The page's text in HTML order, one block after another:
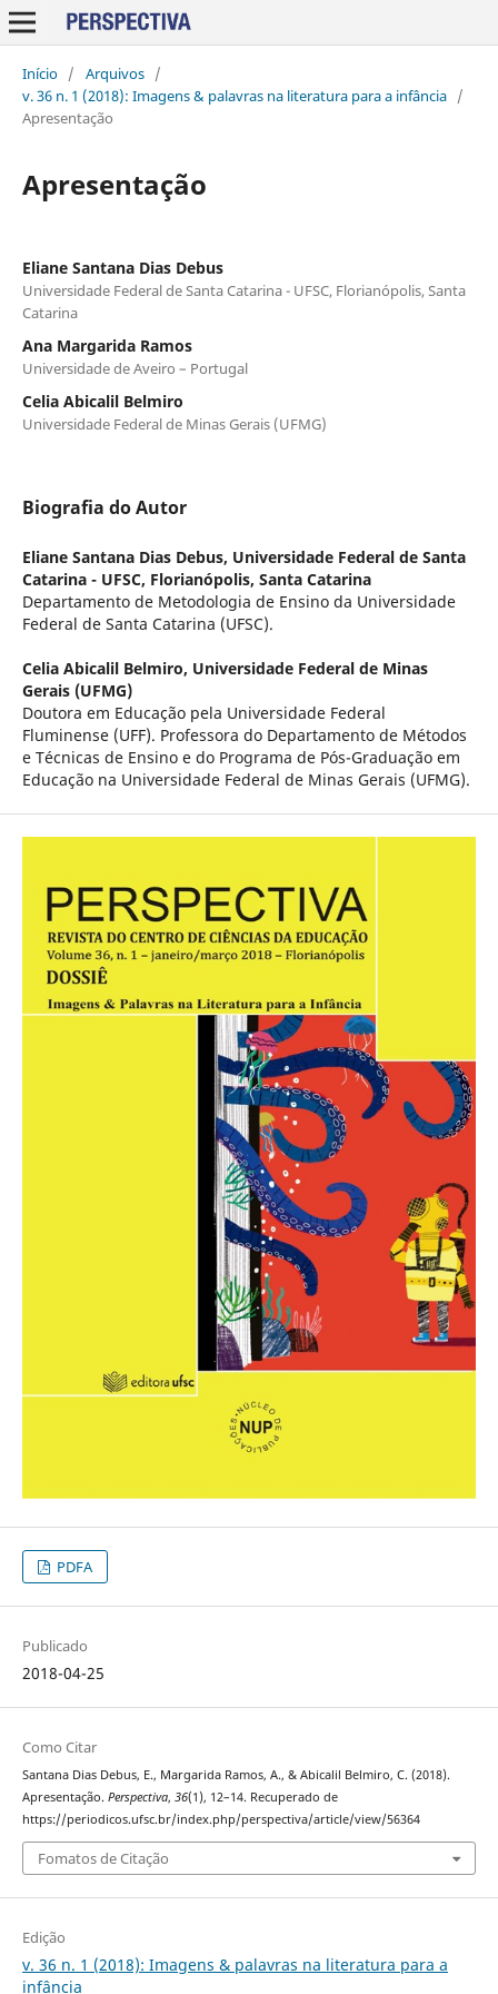
Início / Arquivos /
v. 36 n. 1 (2018): Imagens & palavras na literatura para a infância /
Apresentação
Apresentação
Eliane Santana Dias Debus
Universidade Federal de Santa Catarina - UFSC, Florianópolis, Santa
Catarina
Ana Margarida Ramos
Universidade de Aveiro – Portugal
Celia Abicalil Belmiro
Universidade Federal de Minas Gerais (UFMG)
Biografia do Autor
Eliane Santana Dias Debus, Universidade Federal de Santa
Catarina - UFSC, Florianópolis, Santa Catarina
Departamento de Metodologia de Ensino da Universidade
Federal de Santa Catarina (UFSC).
Celia Abicalil Belmiro, Universidade Federal de Minas
Gerais (UFMG)
Doutora em Educação pela Universidade Federal
Fluminense (UFF). Professora do Departamento de Métodos
e Técnicas de Ensino e do Programa de Pós-Graduação em
Educação na Universidade Federal de Minas Gerais (UFMG).
PDFA
Publicado
2018-04-25
Como Citar
Santana Dias Debus, E., Margarida Ramos, A., & Abicalil Belmiro, C. (2018).
Apresentação. Perspectiva, 36(1), 12–14. Recuperado de
https://periodicos.ufsc.br/index.php/perspectiva/article/view/56364
Fomatos de Citação
Edição
v. 36 n. 1 (2018): Imagens & palavras na literatura para a
infância